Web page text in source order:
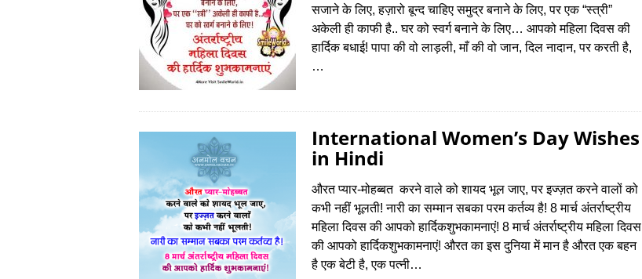
सजाने के लिए, हज़ारो बून्द चाहिए समुद्र बनाने के लिए, पर एक “स्त्री”
अकेली ही काफी है.. घर को स्वर्ग बनाने के लिए… आपको महिला दिवस की
हार्दिक बधाई! पापा की वो लाड़ली, माँ की वो जान, दिल नादान, पर करती है,
…
International Women’s Day Wishes
in Hindi
औरत प्यार-मोहब्बत करने वाले को शायद भूल जाए, पर इज्ज़त करने वालों को
कभी नहीं भूलती! नारी का सम्मान सबका परम कर्तव्य है! 8 मार्च अंतर्राष्ट्रीय
महिला दिवस की आपको हार्दिकशुभकामनाएं! 8 मार्च अंतर्राष्ट्रीय महिला दिवस
की आपको हार्दिकशुभकामनाएं! औरत का इस दुनिया में मान है औरत एक बहन
है एक बेटी है, एक पत्नी…